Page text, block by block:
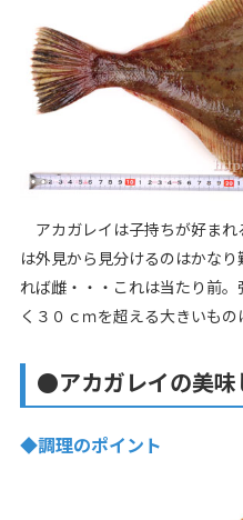
アカガレイは子持ちが好ま
は外見から見分けるのはかな
れば雌・・・これは当たり前
く３０ｃｍを超える大きいもの
●アカガレイの美味
◆調理のポイント